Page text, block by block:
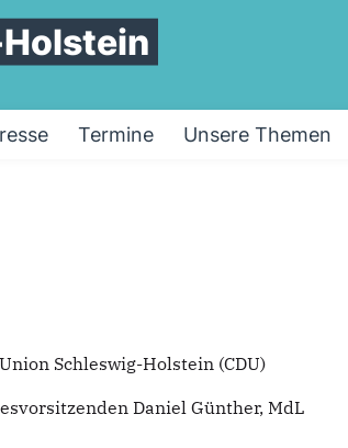
Termine Unsere Themen
Schleswig-Holstein (CDU)
Daniel Günther, MdL